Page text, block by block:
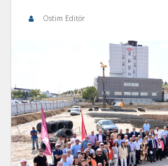
Ostim Editör